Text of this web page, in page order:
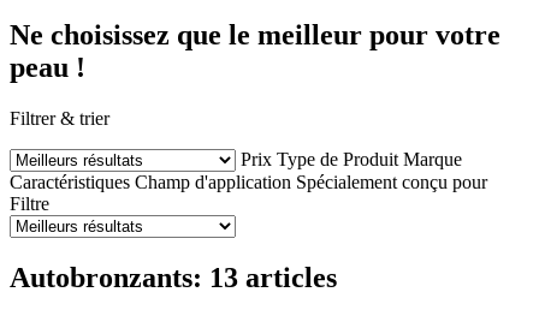
Ne choisissez que le meilleur pour votre
peau !
Filtrer & trier
Prix Type de Produit Marque
Caractéristiques Champ d'application Spécialement conçu pour
Filtre
Autobronzants: 13 articles